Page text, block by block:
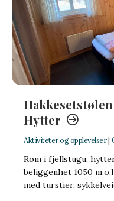
Hytter
Aktiviteter og opplevelser|
Rom i fjellstugu,
beliggenhet 1050
med turstier,